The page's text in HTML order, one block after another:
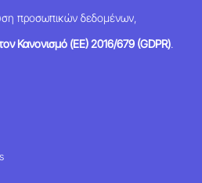
προσωπικών δεδομένων,
Κανονισμό (ΕΕ) 2016/679 (GDPR).